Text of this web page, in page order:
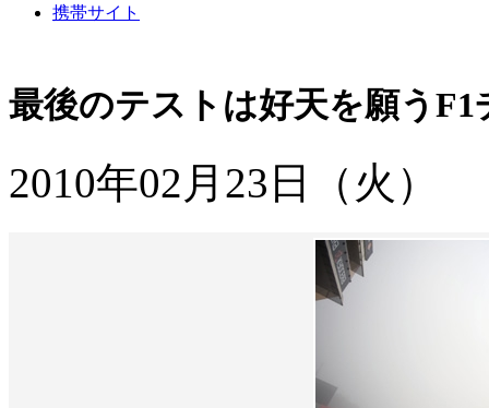
携帯サイト
最後のテストは好天を願うF1
2010年02月23日（火）